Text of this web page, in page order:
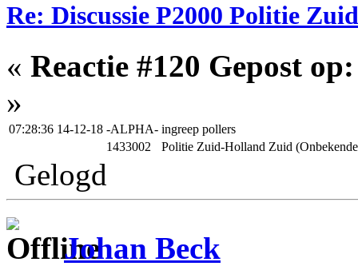
Re: Discussie P2000 Politie
« Reactie #120 Gepost op:
»
07:28:36 14-12-18 -ALPHA- ingreep pollers
1433002
Politie Zuid-Holland Zuid
Gelogd
Johan Beck